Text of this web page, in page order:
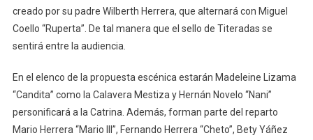
creado por su padre Wilberth Herrera, que alternará con Miguel
Coello “Ruperta”. De tal manera que el sello de Titeradas se
sentirá entre la audiencia.
En el elenco de la propuesta escénica estarán Madeleine Lizama
“Candita” como la Calavera Mestiza y Hernán Novelo “Nani”
personificará a la Catrina. Además, forman parte del reparto
Mario Herrera “Mario III”, Fernando Herrera “Cheto”, Bety Yáñez